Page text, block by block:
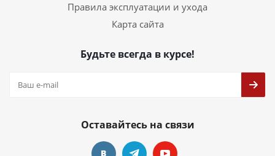
Правила эксплуатации и ухода
Карта сайта
Будьте всегда в курсе!
Оставайтесь на связи